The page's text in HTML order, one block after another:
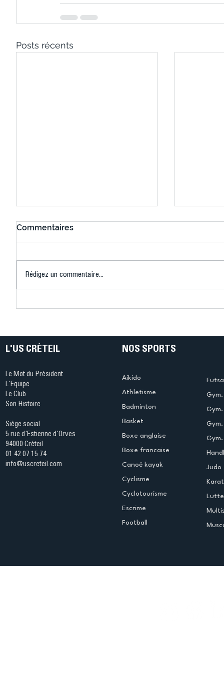
Posts récents
Ping ? Quand le tennis de
termine
Commentaires
Rédigez un commentaire...
L'US CRÉTEIL
Le Mot du Président
L'Equipe
Le Club
Son Histoire
Siège social
5 rue d'Estienne d'Orves
94000 Créteil
01 42 07 15 74
info@uscreteil.com
NOS SPORTS
Aikido
Athletisme
Badminton
Basket
Boxe anglaise
Boxe francaise
Canoë kayak
Cyclisme
Cyclotourisme
Escrime
Football
Judo
Lutte